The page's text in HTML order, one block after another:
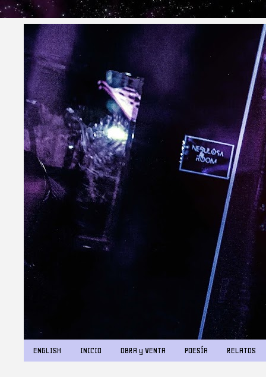
ENGLISH INICIO OBRA y VENTA POESÍA RELATOS